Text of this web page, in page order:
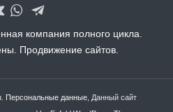
компания полного цикла.
Продвижение сайтов.
Персональные данные, Данный сайт